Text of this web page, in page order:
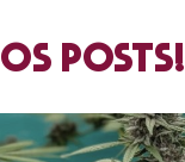
posts!